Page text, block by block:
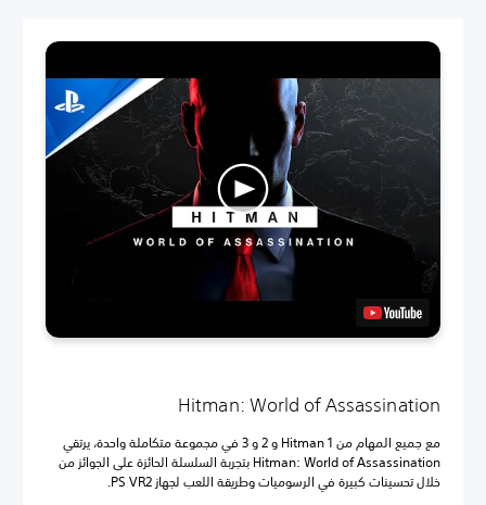
Hitman: World of Assassination
مع جميع المهام من Hitman 1 و 2 و 3 في مجموعة متكاملة واحدة، يرتقي
Hitman: World of Assassination بتجربة السلسلة الحائزة على الجوائز من
خلال تحسينات كبيرة في الرسوميات وطريقة اللعب لجهاز PS VR2.